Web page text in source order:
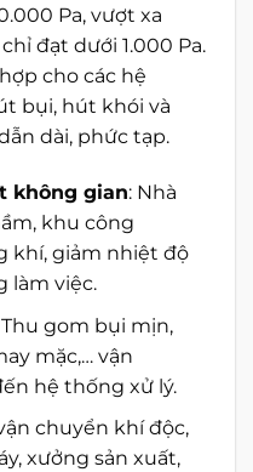
Pa, vượt xa
đạt dưới 1.000 Pa.
cho các hệ
bụi, hút khói và
dài, phức tạp.
không gian: Nhà
khu công
khí, giảm nhiệt độ
làm việc.
Thu gom bụi mịn,
mặc,… vận
hệ thống xử lý.
chuyển khí độc,
xưởng sản xuất,